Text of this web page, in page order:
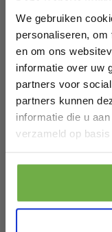
We gebruiken
personaliseren,
en om ons
informatie over uw
partners voor
partners kunnen
informatie die u
verzameld op
Voor gebruik van
nodig, deze
Specificaties
Artikelnummer
EAN
PiddiPet
Laat ons